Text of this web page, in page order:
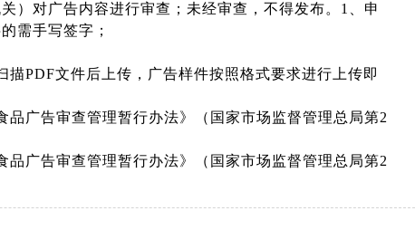
）对广告内容进行审查；未经审查，不得发布。1、申
需手写签字；
PDF文件后上传，广告样件按照格式要求进行上传即
广告审查管理暂行办法》（国家市场监督管理总局第2
广告审查管理暂行办法》（国家市场监督管理总局第2